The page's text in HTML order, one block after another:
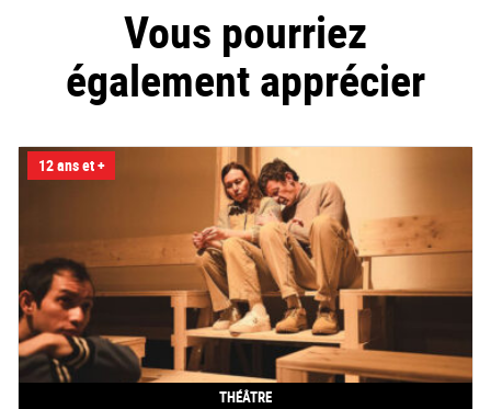
Vous pourriez
également apprécier
12 ans et +
THÉÂTRE